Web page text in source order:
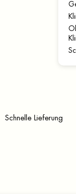
Schnelle Lieferung